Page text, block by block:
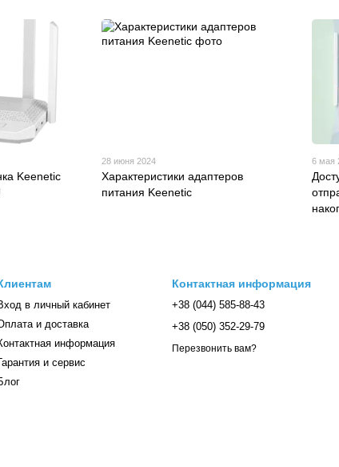
Keenetic
28 июня 2024
Характеристики адаптеров
питания Keenetic
6 мая
в личный кабинет
и доставка
информация
и сервис
Контактная информация
+38 (044) 585-88-43
+38 (050) 352-29-79
Перезвонить вам?